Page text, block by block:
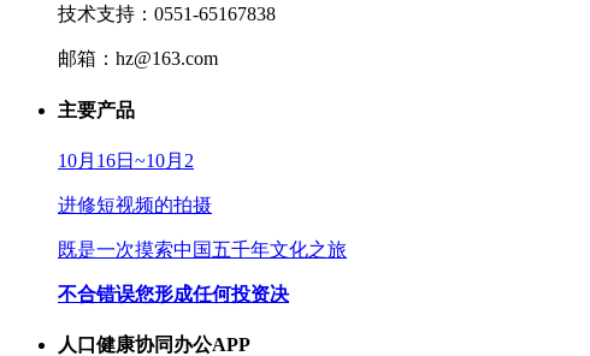
技术支持：0551-65167838
邮箱：hz@163.com
主要产品
10月16日~10月2
进修短视频的拍摄
既是一次摸索中国五千年文化之旅
不合错误您形成任何投资决
人口健康协同办公APP